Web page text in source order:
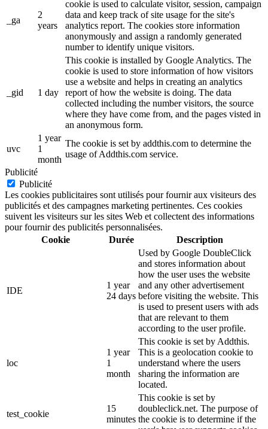
_ga
2
years
cookie is used to calculate visitor, session, campaign
data and keep track of site usage for the site's
analytics report. The cookies store information
anonymously and assign a randomly generated
number to identify unique visitors.
_gid 1 day
This cookie is installed by Google Analytics. The
cookie is used to store information of how visitors
use a website and helps in creating an analytics
report of how the website is doing. The data
collected including the number visitors, the source
where they have come from, and the pages visted in
an anonymous form.
uvc
1 year
1
month
The cookie is set by addthis.com to determine the
usage of Addthis.com service.
Publicité
Publicité
Les cookies publicitaires sont utilisés pour fournir aux visiteurs des
publicités et des campagnes marketing pertinentes. Ces cookies
suivent les visiteurs sur les sites Web et collectent des informations
pour fournir des publicités personnalisées.
Cookie
Durée Description
IDE
1 year
24 days
Used by Google DoubleClick
and stores information about
how the user uses the website
and any other advertisement
before visiting the website. This
is used to present users with ads
that are relevant to them
according to the user profile.
loc
1 year
1
month
This cookie is set by Addthis.
This is a geolocation cookie to
understand where the users
sharing the information are
located.
test_cookie
15
minutes
This cookie is set by
doubleclick.net. The purpose of
the cookie is to determine if the